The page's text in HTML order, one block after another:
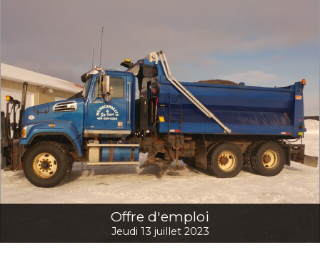
Offre d'emploi
Jeudi 13 juillet 2023